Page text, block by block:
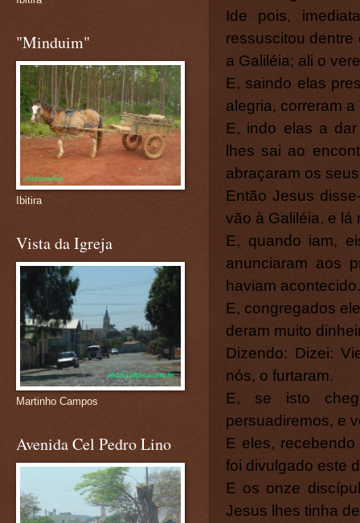
Ide pois,
ressuscitou dentre
a Galiléia; ali o
E, saindo elas
alegria, correram
E, indo elas a
lhes sai ao
abraçaram os
Então Jesus
vão à Galiléia, e lá
E, quando iam,
anunciaram aos
haviam acontecido.
E, congregados
deram muito
Dizendo: Dizei:
nós, o furtaram.
E, se isto
persuadiremos, e
E eles,
foi divulgado este
E os onze
Jesus lhes tinha
"Minduim"
Ibitira
Vista da Igreja
Martinho Campos
Avenida Cel Pedro Lino